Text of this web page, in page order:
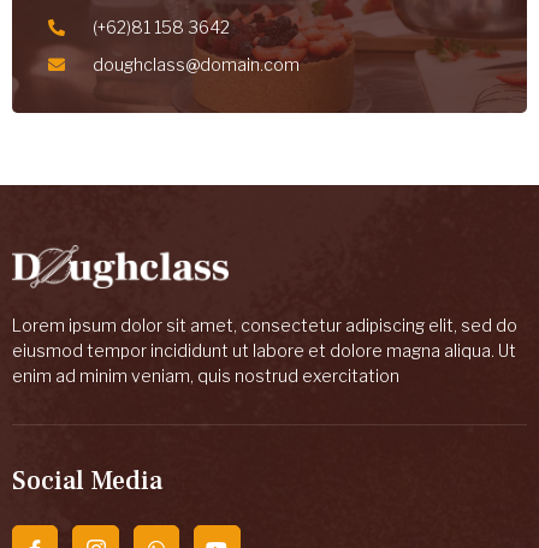
(+62)81 158 3642
doughclass@domain.com
Lorem ipsum dolor sit amet, consectetur adipiscing elit, sed do
eiusmod tempor incididunt ut labore et dolore magna aliqua. Ut
enim ad minim veniam, quis nostrud exercitation
Social Media